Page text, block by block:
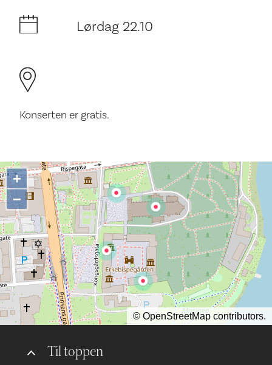
Lørdag 22.10
Konserten er gratis.
Til toppen
+
−
© OpenStreetMap contributors.